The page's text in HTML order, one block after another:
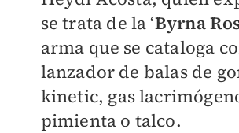
se trata de la ‘Byrna
arma que se cataloga
lanzador de balas de
kinetic, gas
pimienta o talco.